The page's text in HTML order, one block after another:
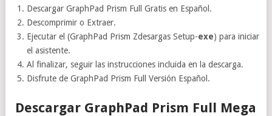
Descargar GraphPad Prism Full Gratis en Español.
Descomprimir o Extraer.
Ejecutar el (GraphPad Prism Zdesargas Setup-exe) para iniciar
el asistente.
Al finalizar, seguir las instrucciones incluida en la descarga.
Disfrute de GraphPad Prism Full Versión Español.
Descargar GraphPad Prism Full Mega